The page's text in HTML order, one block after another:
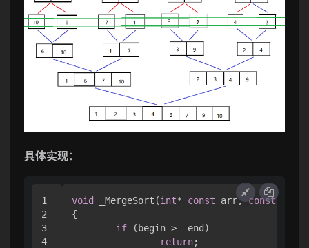
具体实现：
1
2
3
4
void _MergeSort(int* const arr, const
{
if (begin >= end)
return;